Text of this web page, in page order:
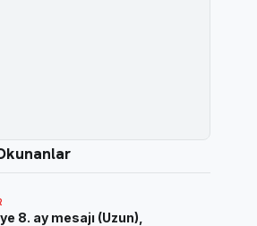
8. ay mesajı (Uzun),